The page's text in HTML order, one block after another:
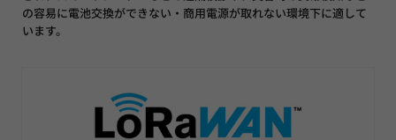
の容易に電池交換ができない・商用電源が取れない環境下に適して
います。